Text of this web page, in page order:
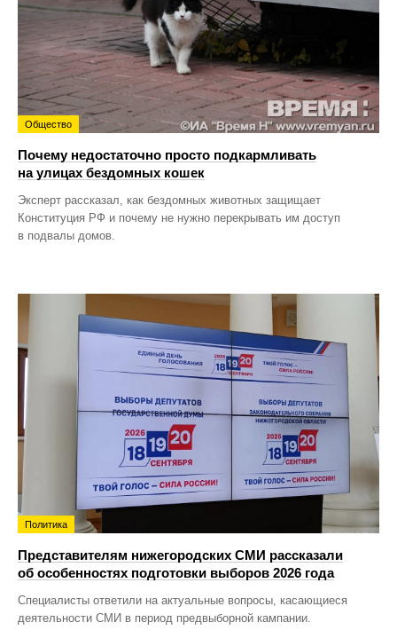
Общество
Почему недостаточно просто подкармливать
на улицах бездомных кошек
Эксперт рассказал, как бездомных животных защищает
Конституция РФ и почему не нужно перекрывать им доступ
в подвалы домов.
Политика
Представителям нижегородских СМИ рассказали
об особенностях подготовки выборов 2026 года
Специалисты ответили на актуальные вопросы, касающиеся
деятельности СМИ в период предвыборной кампании.